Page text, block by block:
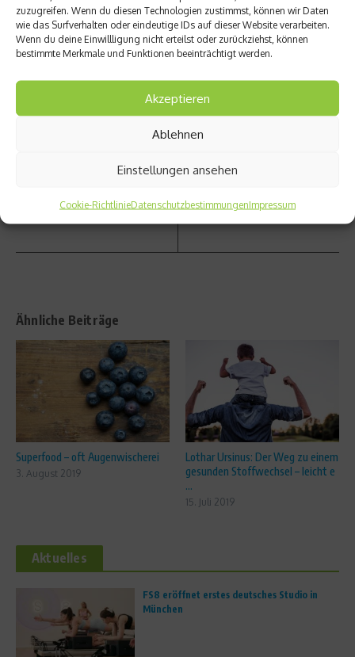
zuzugreifen. Wenn du diesen Technologien zustimmst, können wir Daten
wie das Surfverhalten oder eindeutige IDs auf dieser Website verarbeiten.
Wenn du deine Einwillligung nicht erteilst oder zurückziehst, können
bestimmte Merkmale und Funktionen beeinträchtigt werden.
Akzeptieren
Ablehnen
Einstellungen ansehen
Cookie-RichtlinieDatenschutzbestimmungenImpressum
vorheriger Beitrag
Studie:
Säure
milchk
äse für
Regen
n
Nächster Beitrag
Länder
spiel
gegen
Nürnb
statt
n
Ähnliche Beiträge
Superfood – oft Augenwischerei
3. August 2019
Lothar Ursinus: Der Weg zu einem
gesunden Stoffwechsel – leicht e
...
15. Juli 2019
Aktuelles
FS8 eröffnet erstes deutsches Studio in
München